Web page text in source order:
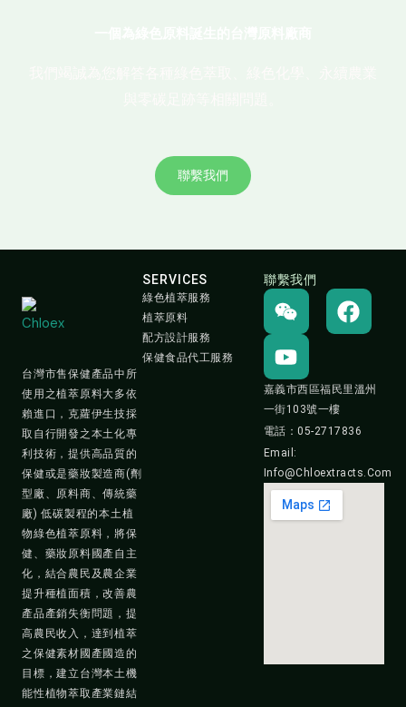
聯繫我們
台灣市售保健產品中所
使用之植萃原料大多依
賴進口，克蘿伊生技採
取自行開發之本土化專
利技術，提供高品質的
保健或是藥妝製造商(劑
型廠、原料商、傳統藥
廠) 低碳製程的本土植
物綠色植萃原料，將保
健、藥妝原料國產自主
化，結合農民及農企業
提升種植面積，改善農
產品產銷失衡問題，提
高農民收入，達到植萃
之保健素材國產國造的
目標，建立台灣本土機
能性植物萃取產業鏈結
SERVICES
綠色植萃服務
植萃原料
配方設計服務
保健食品代工服務
聯繫我們
W
e
i
x
i
n
F
a
b
o
Y
o
u
t
u
b
e
嘉義市西區福民里溫州
一街103號一樓
電話：05-2717836
Email:
Info@chloextracts.com